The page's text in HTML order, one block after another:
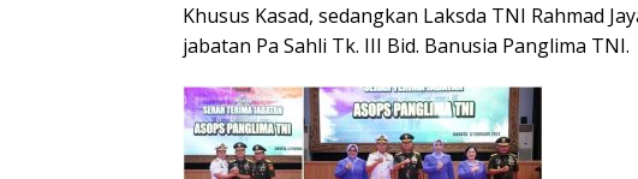
Khusus Kasad, sedangkan Laksda TNI Rahmad
jabatan Pa Sahli Tk. III Bid. Banusia Panglima TNI.